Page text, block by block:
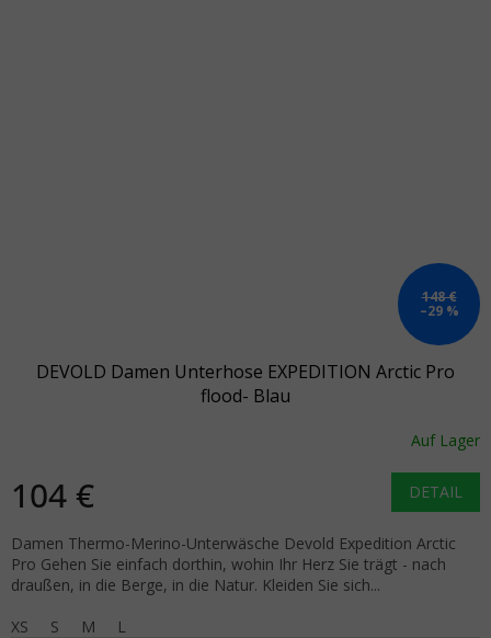
148 €
–29 %
DEVOLD Damen Unterhose EXPEDITION Arctic Pro
flood- Blau
Auf Lager
104 € DETAIL
Damen Thermo-Merino-Unterwäsche Devold Expedition Arctic
Pro Gehen Sie einfach dorthin, wohin Ihr Herz Sie trägt - nach
draußen, in die Berge, in die Natur. Kleiden Sie sich...
XS
S M L